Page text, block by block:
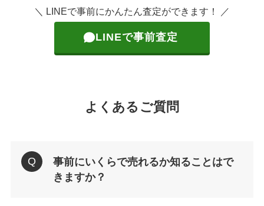
＼ LINEで事前にかんたん査定ができます！ ／
LINEで事前査定
よくあるご質問
事前にいくらで売れるか知ることはで
きますか？